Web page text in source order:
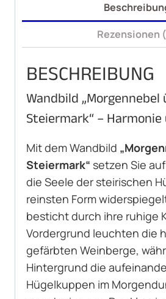
Rezensionen
BESCHREIBUNG
Wandbild „Morgennebel
Steiermark“ – Harmonie
Mit dem Wandbild
Steiermark“ setzen Sie
die Seele der steirischen
reinsten Form
besticht durch ihre ruhige
Vordergrund leuchten die
gefärbten Weinberge,
Hintergrund die
Hügelkuppen im